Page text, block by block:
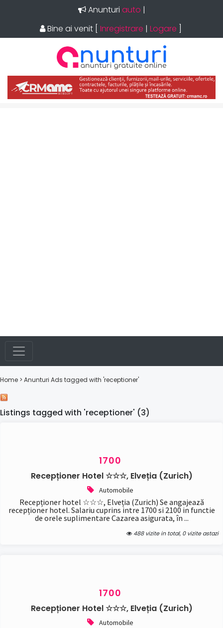
Anunturi auto |
Bine ai venit
Inregistrare | Logare
Home > Anunturi Ads tagged with 'receptioner'
Listings tagged with 'receptioner' (3)
1700
Recepționer Hotel ☆☆☆, Elveția (Zurich)
Automobile
Recepționer hotel ☆☆☆, Elveția (Zurich) Se angajează
recepționer hotel. Salariu cuprins intre 1700 si 2100 in functie
de orele suplimentare Cazarea asigurata, în ...
488 vizite in total, 0 vizite astazi
1700
Recepționer Hotel ☆☆☆, Elveția (Zurich)
Automobile